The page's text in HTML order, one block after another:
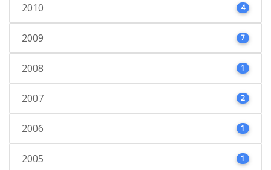
2010 4
2009 7
2008 1
2007 2
2006 1
2005 1